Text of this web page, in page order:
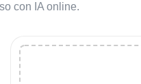
con IA online.